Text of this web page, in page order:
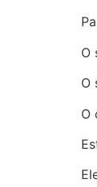
O
O
O